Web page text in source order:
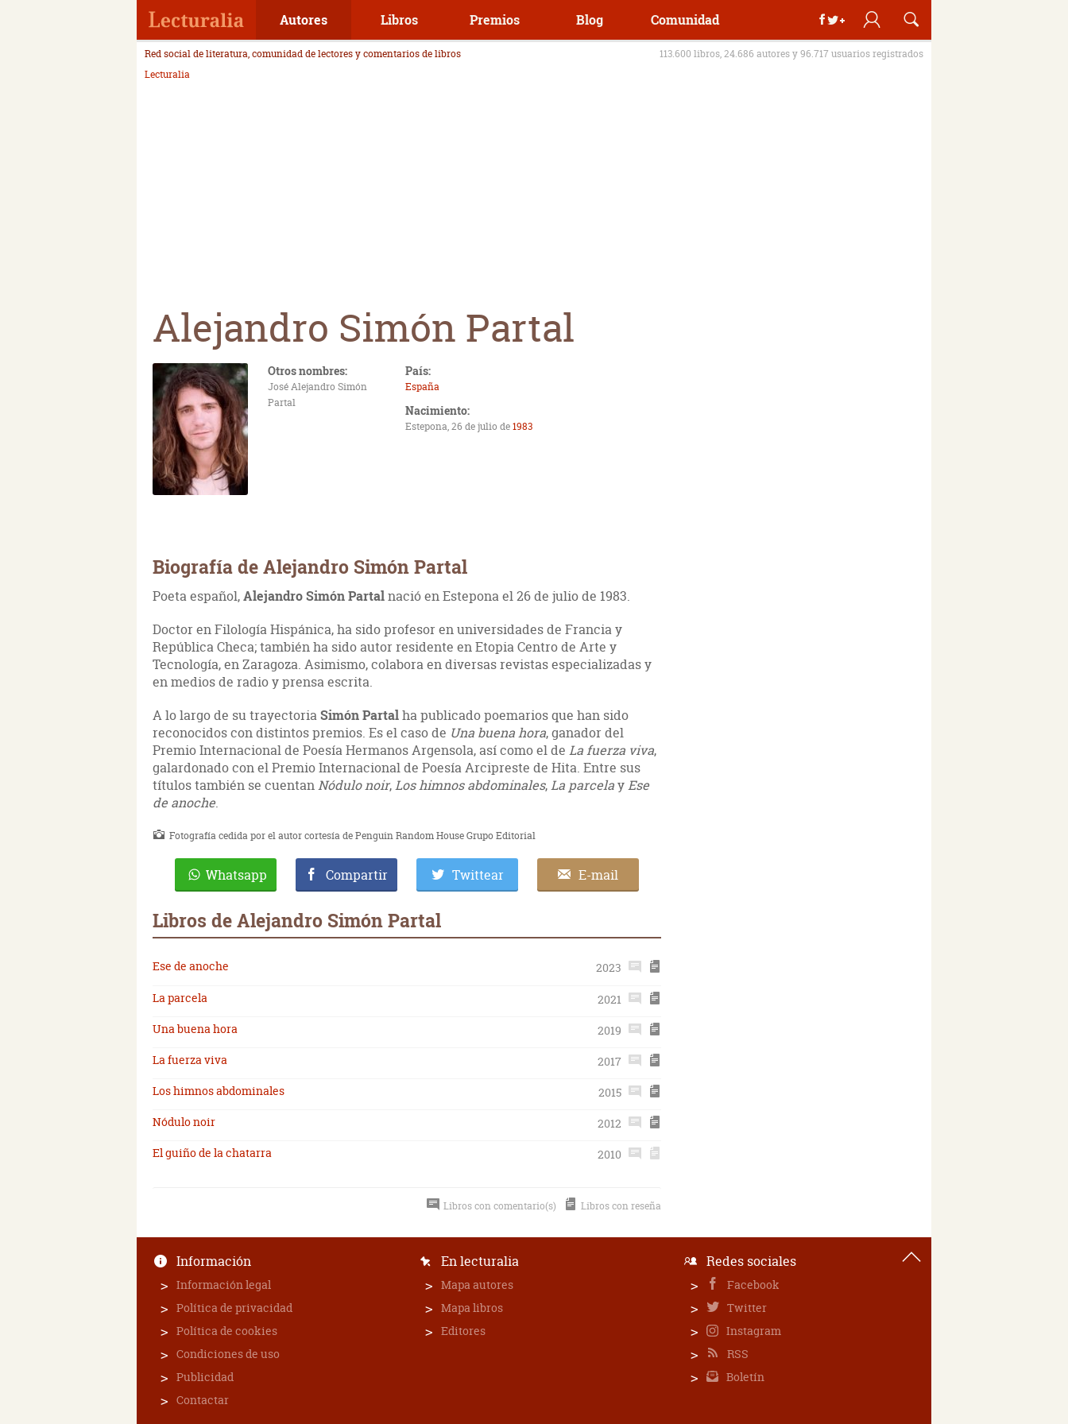
Autores Libros Premios Blog Comunidad
Red social de literatura, comunidad de lectores y comentarios de libros
113.600 libros, 24.686 autores y 96.717 usuarios registrados
Lecturalia
Alejandro Simón Partal
Otros nombres:
José Alejandro Simón
Partal
País:
España
Nacimiento:
Estepona, 26 de julio de1983
Biografía de Alejandro Simón Partal
Poeta español,Alejandro Simón Partalnació en Estepona el 26 de julio de 1983.
Doctor en Filología Hispánica, ha sido profesor en universidades de Francia y
República Checa; también ha sido autor residente en Etopia Centro de Arte y
Tecnología, en Zaragoza. Asimismo, colabora en diversas revistas especializadas y
en medios de radio y prensa escrita.
A lo largo de su trayectoriaSimón Partalha publicado poemarios que han sido
reconocidos con distintos premios. Es el caso de Una buena hora, ganador del
Premio Internacional de Poesía Hermanos Argensola, así como el de La fuerza viva,
galardonado con el Premio Internacional de Poesía Arcipreste de Hita. Entre sus
títulos también se cuentanNódulo noir,Los himnos abdominales,La parcelayEse
de anoche.
Fotografía cedida por el autor cortesía de Penguin Random House Grupo Editorial
Whatsapp Compartir Twittear E-mail
Libros de Alejandro Simón Partal
Ese de anoche
2023
La parcela
2021
Una buena hora
2019
La fuerza viva
2017
Los himnos abdominales
2015
Nódulo noir
2012
El guiño de la chatarra
2010
Libros con comentario(s) Libros con reseña
Información
Información legal
Política de privacidad
Política de cookies
Condiciones de uso
Publicidad
Contactar
En lecturalia
Mapa autores
Mapa libros
Editores
Redes sociales
Facebook
Twitter
Instagram
RSS
Boletín